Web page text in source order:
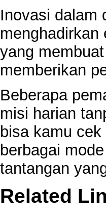
Inovasi dalam
yang
memberikan
Beberapa
misi harian
bisa kamu
berbagai
tantangan
Related